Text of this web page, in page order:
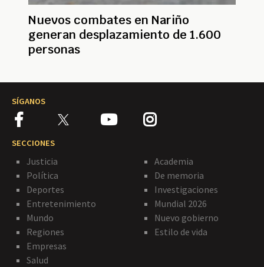
Nuevos combates en Nariño
generan desplazamiento de 1.600
personas
SÍGANOS
SECCIONES
Justicia
Política
Deportes
Entretenimiento
Mundo
Regiones
Empresas
Salud
Academia
De memoria
Investigaciones
Mundial 2026
Nuevo gobierno
Estilo de vida